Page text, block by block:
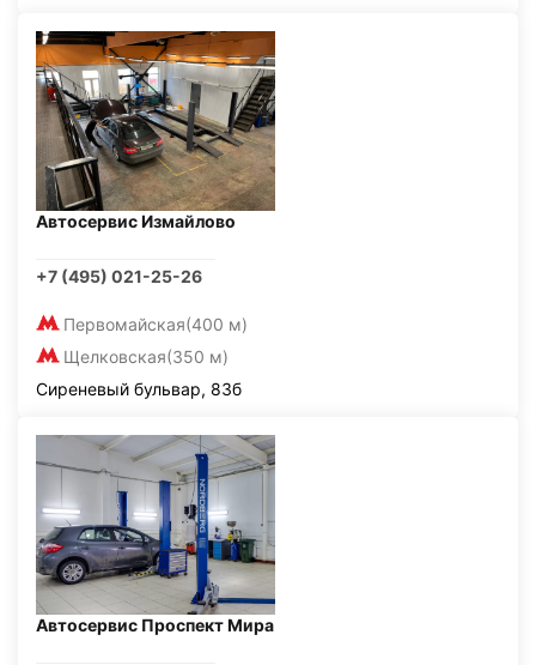
Автосервис Измайлово
+7 (495) 021-25-26
Первомайская(400 м)
Щелковская(350 м)
Сиреневый бульвар, 83б
Автосервис Проспект Мира